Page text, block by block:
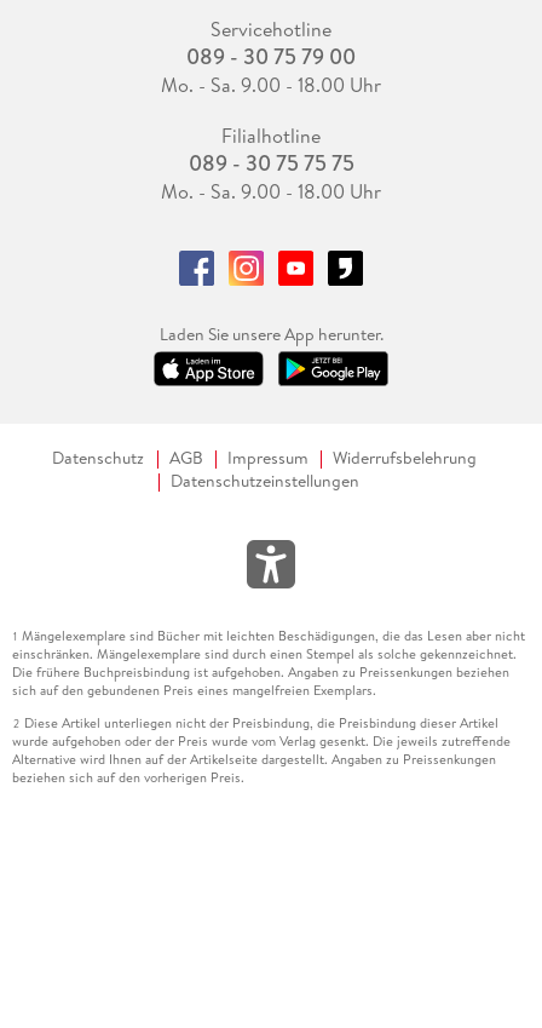
Servicehotline
089 - 30 75 79 00
Mo. - Sa. 9.00 - 18.00 Uhr
Filialhotline
089 - 30 75 75 75
Mo. - Sa. 9.00 - 18.00 Uhr
Laden Sie unsere App herunter.
Datenschutz AGB Impressum
Widerrufsbelehrung
Datenschutzeinstellungen
1 Mängelexemplare sind Bücher mit leichten Beschädigungen, die das Lesen aber nicht
einschränken. Mängelexemplare sind durch einen Stempel als solche gekennzeichnet.
Die frühere Buchpreisbindung ist aufgehoben. Angaben zu Preissenkungen beziehen
sich auf den gebundenen Preis eines mangelfreien Exemplars.
2 Diese Artikel unterliegen nicht der Preisbindung, die Preisbindung dieser Artikel
wurde aufgehoben oder der Preis wurde vom Verlag gesenkt. Die jeweils zutreffende
Alternative wird Ihnen auf der Artikelseite dargestellt. Angaben zu Preissenkungen
beziehen sich auf den vorherigen Preis.